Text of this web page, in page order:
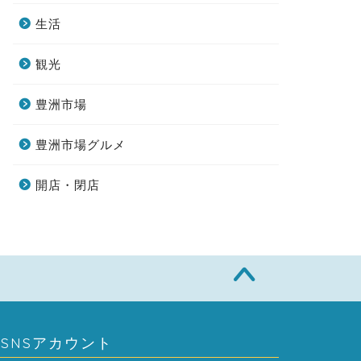
生活
観光
豊洲市場
豊洲市場グルメ
開店・閉店
SNSアカウント